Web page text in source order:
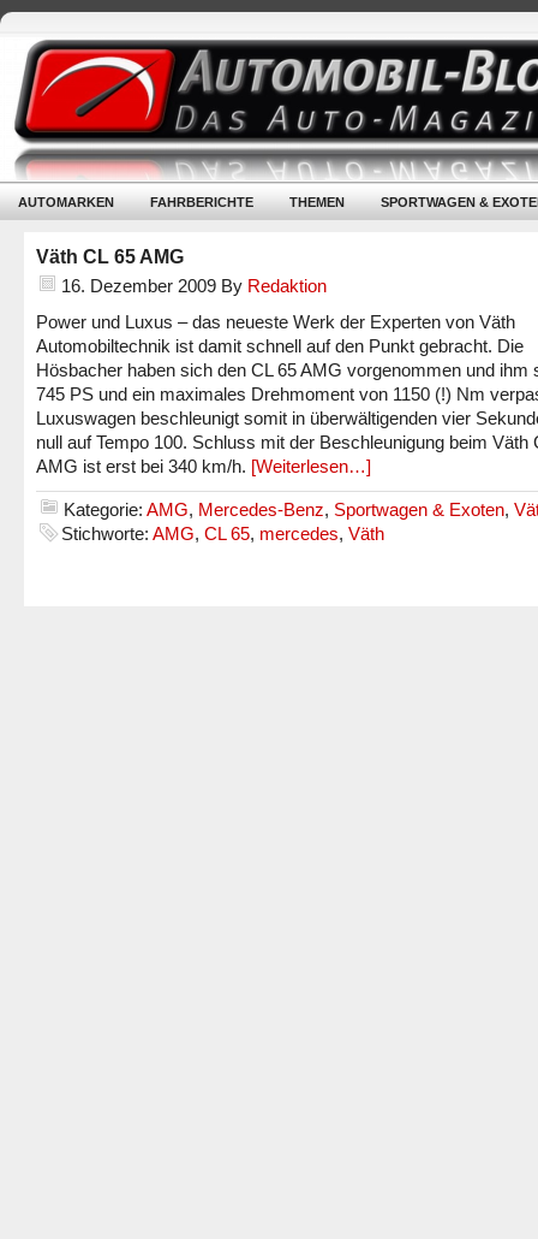
AUTOMARKEN FAHRBERICHTE THEMEN SPORTWAGEN &
Väth CL 65 AMG
16. Dezember 2009 By Redaktion
Power und Luxus – das neueste Werk der Experten von Väth
Automobiltechnik ist damit schnell auf den Punkt gebracht. Die
Hösbacher haben sich den CL 65 AMG vorgenommen und ihm
745 PS und ein maximales Drehmoment von 1150 (!) Nm
Luxuswagen beschleunigt somit in überwältigenden vier
null auf Tempo 100. Schluss mit der Beschleunigung beim Väth
AMG ist erst bei 340 km/h. [Weiterlesen…]
Kategorie: AMG, Mercedes-Benz, Sportwagen & Exoten,
Stichworte: AMG, CL 65, mercedes, Väth